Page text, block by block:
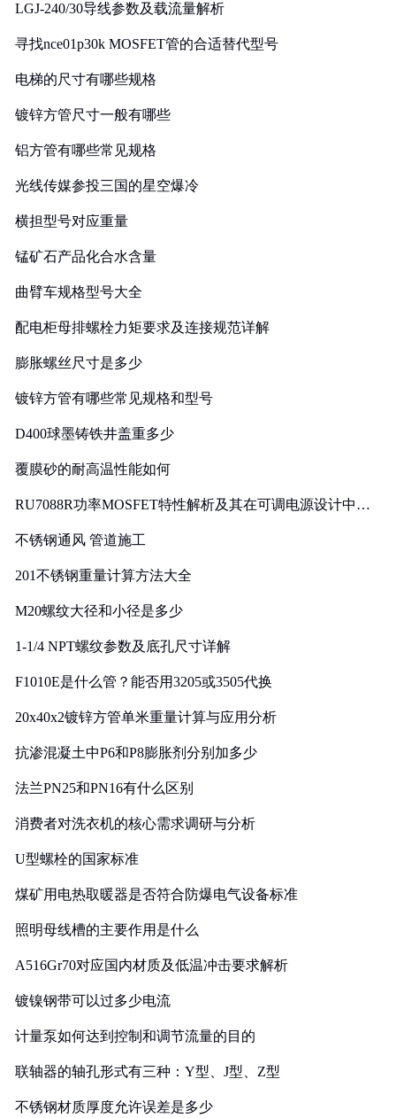
LGJ-240/30导线参数及载流量解析
寻找nce01p30k MOSFET管的合适替代型号
电梯的尺寸有哪些规格
镀锌方管尺寸一般有哪些
铝方管有哪些常见规格
光线传媒参投三国的星空爆冷
横担型号对应重量
锰矿石产品化合水含量
曲臂车规格型号大全
配电柜母排螺栓力矩要求及连接规范详解
膨胀螺丝尺寸是多少
镀锌方管有哪些常见规格和型号
D400球墨铸铁井盖重多少
覆膜砂的耐高温性能如何
RU7088R功率MOSFET特性解析及其在可调电源设计中的
不锈钢通风 管道施工
201不锈钢重量计算方法大全
M20螺纹大径和小径是多少
1-1/4 NPT螺纹参数及底孔尺寸详解
F1010E是什么管？能否用3205或3505代换
20x40x2镀锌方管单米重量计算与应用分析
抗渗混凝土中P6和P8膨胀剂分别加多少
法兰PN25和PN16有什么区别
消费者对洗衣机的核心需求调研与分析
U型螺栓的国家标准
煤矿用电热取暖器是否符合防爆电气设备标准
照明母线槽的主要作用是什么
A516Gr70对应国内材质及低温冲击要求解析
镀镍钢带可以过多少电流
计量泵如何达到控制和调节流量的目的
联轴器的轴孔形式有三种：Y型、J型、Z型
不锈钢材质厚度允许误差是多少